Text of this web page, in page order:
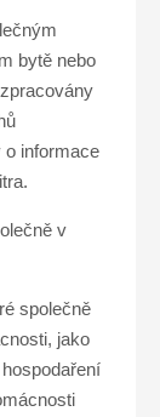
bytě nebo
o informace
v
společně
jako